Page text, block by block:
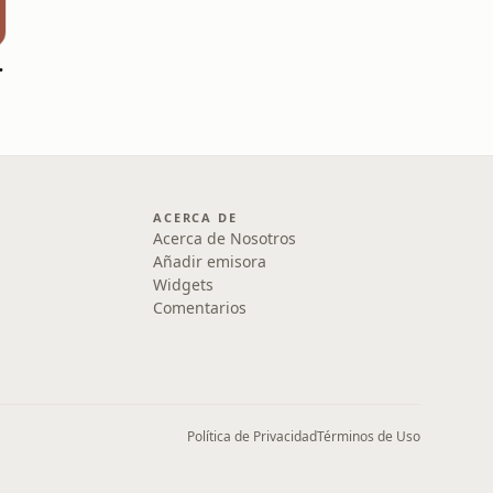
ACERCA DE
Acerca de Nosotros
Añadir emisora
Widgets
Comentarios
Política de PrivacidadTérminos de Uso